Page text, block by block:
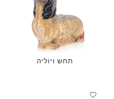
תחש ויוליה